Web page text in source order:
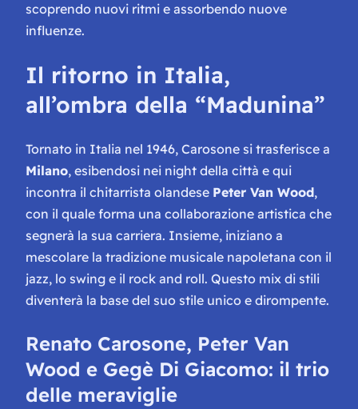
scoprendo nuovi ritmi e assorbendo nuove
influenze.
Il ritorno in Italia,
all’ombra della “Madunina”
Tornato in Italia nel 1946, Carosone si trasferisce a
Milano, esibendosi nei night della città e qui
incontra il chitarrista olandese Peter Van Wood,
con il quale forma una collaborazione artistica che
segnerà la sua carriera. Insieme, iniziano a
mescolare la tradizione musicale napoletana con il
jazz, lo swing e il rock and roll. Questo mix di stili
diventerà la base del suo stile unico e dirompente.
Renato Carosone, Peter Van
Wood e Gegè Di Giacomo: il trio
delle meraviglie